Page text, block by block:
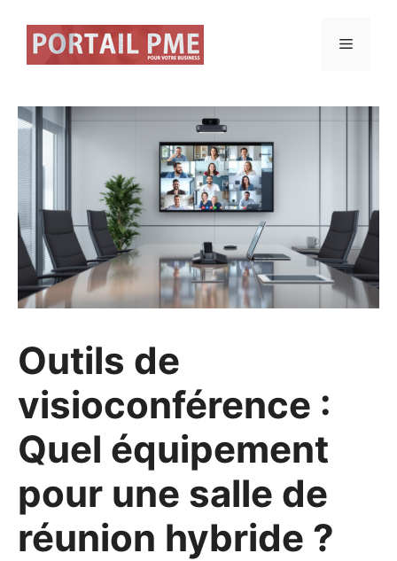
contenu
Menu
Outils de
visioconférence :
Quel équipement
pour une salle de
réunion hybride ?